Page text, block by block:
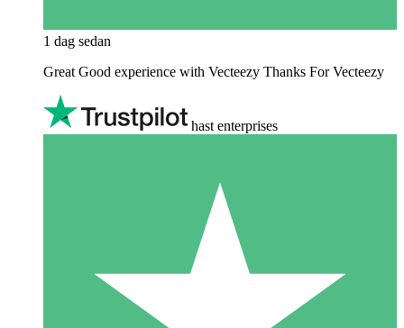
1 dag sedan
Great Good experience with Vecteezy Thanks For Vecteezy
hast enterprises